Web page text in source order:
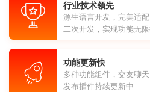
行业技术领先
源生语言开发，完美适
二次开发，实现功能无
功能更新快
多种功能组件，交友聊
发布插件持续更新中